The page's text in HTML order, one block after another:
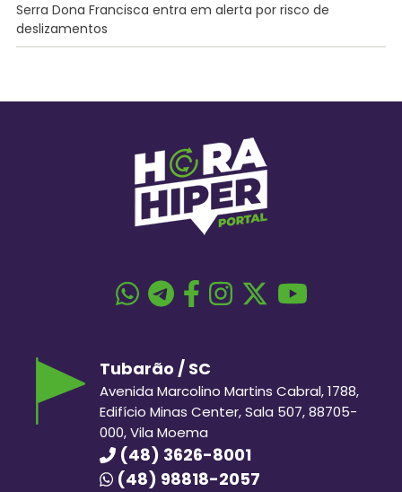
Serra Dona Francisca entra em alerta por risco de
deslizamentos
Tubarão / SC
Avenida Marcolino Martins Cabral, 1788,
Edifício Minas Center, Sala 507, 88705-
000, Vila Moema
(48) 3626-8001
(48) 98818-2057